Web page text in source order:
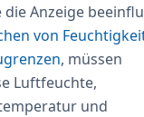
Anzeige
von
, müssen
Luftfeuchte,
und